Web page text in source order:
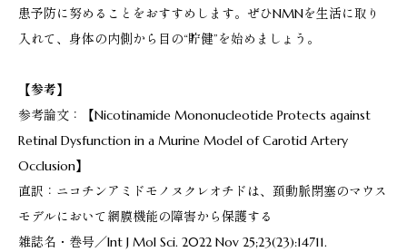
患予防に努めることをおすすめします。ぜひNMNを生活に取り
入れて、身体の内側から目の“貯健”を始めましょう。
【参考】
参考論文：【Nicotinamide Mononucleotide Protects against
Retinal Dysfunction in a Murine Model of Carotid Artery
Occlusion】
直訳：ニコチンアミドモノヌクレオチドは、頚動脈閉塞のマウス
モデルにおいて網膜機能の障害から保護する
雑誌名・巻号／Int J Mol Sci. 2022 Nov 25;23(23):14711.